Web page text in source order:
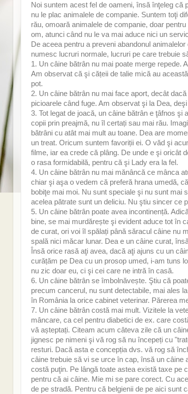
Noi suntem acest fel de oameni, însă înţeleg că
nu le plac animalele de companie. Suntem toţi
rău, omoară animalele de companie, doar
om, atunci când nu le va mai aduce nici un
De aceea pentru a preveni abandonul
numesc lucruri normale, lucruri pe care trebuie
1. Un câine bătrân nu mai poate merge repede.
Am observat că şi cățeii de talie mică au
pot.
2. Un câine bătrân nu mai face aport, decât
picioarele când fuge. Am observat şi la Dea,
3. Tot legat de joacă, un câine bătrân e ţâfnos
copii prin preajmă, nu îl certați sau mai rău.
bătrâni cu atât mai mult au toane. Dea are
un treat. Oricum suntem favoriții ei. O văd şi
filme, iar ea crede că plâng. De unde e şi oricât
o rasa formidabilă, pentru că şi Lady era la fel.
4. Un câine bătrân nu mai mănâncă ce mânca
chiar şi aşa o vedem că preferă hrana umedă,
bobiţe mai moi. Nu sunt speciale şi nu sunt mai
acelea pătrate sunt un deliciu. Nu ştiu sincer ce
5. Un câine bătrân poate avea incontinență.
bine, se mai murdărește şi evident aduce tot în
de curat, ori voi îl spălați până săracul câine nu
spală nici măcar lunar. Dea e un câine curat,
Însă orice rasă aţi avea, dacă aţi ajuns cu un
curățăm pe Dea cu un prosop umed, i-am tuns
nu zic doar eu, ci şi cei care ne intră în casă.
6. Un câine bătrân se îmbolnăvește. Ştiu că
precum cancerul, nu sunt detectabile, mai ales
în România la orice cabinet veterinar. Părerea
7. Un câine bătrân costă mai mult. Vizitele la
mâncare, ca cel pentru diabetici de ex. care
vă așteptați. Citeam acum câteva zile că un
jignesc pe nimeni şi vă rog să nu începeți cu
resturi. Dacă asta e concepția dvs. vă rog să
câine trebuie să vi se urce în cap, însă un câine
costă puţin. Pe lângă toate astea există taxe pe
pentru că ai câine. Mie mi se pare corect. Cu
de pe stradă. Pentru că belgienii de pe aici sunt